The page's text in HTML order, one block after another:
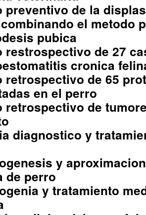
preventivo de la
el metodo
pubica
restrospectivo de 27
cronica
retrospectivo de 65
en el perro
retrospectivo de
diagnostico y
y
de perro
y tratamiento